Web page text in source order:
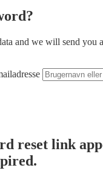
and we will send you
reset link